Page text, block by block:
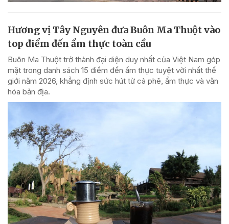
Hương vị Tây Nguyên đưa Buôn Ma Thuột vào
top điểm đến ẩm thực toàn cầu
Buôn Ma Thuột trở thành đại diện duy nhất của Việt Nam góp
mặt trong danh sách 15 điểm đến ẩm thực tuyệt vời nhất thế
giới năm 2026, khẳng định sức hút từ cà phê, ẩm thực và văn
hóa bản địa.